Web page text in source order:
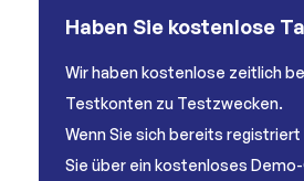
Haben Sie kostenlose
Wir haben kostenlose zeitlich
Testkonten zu Testzwecken.
Wenn Sie sich bereits
Sie über ein kostenloses